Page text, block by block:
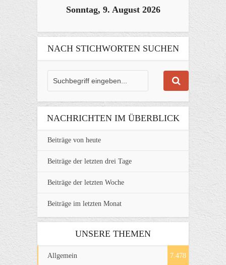
Sonntag, 9. August 2026
NACH STICHWORTEN SUCHEN
NACHRICHTEN IM ÜBERBLICK
Beiträge von heute
Beiträge der letzten drei Tage
Beiträge der letzten Woche
Beiträge im letzten Monat
UNSERE THEMEN
Allgemein 7.478